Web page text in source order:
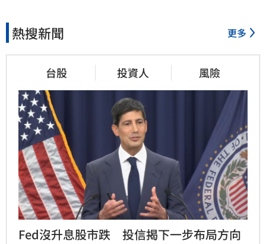
熱搜新聞 更多
台股 投資人 風險
Fed沒升息股市跌　投信揭下一步布局方向